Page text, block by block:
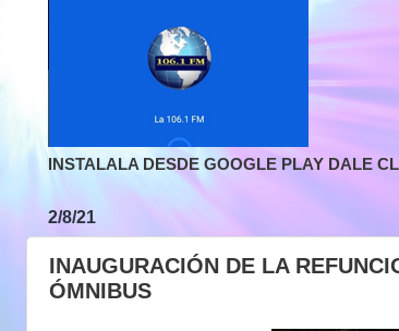
INSTALALA DESDE GOOGLE PLAY DALE
2/8/21
INAUGURACIÓN DE LA
ÓMNIBUS